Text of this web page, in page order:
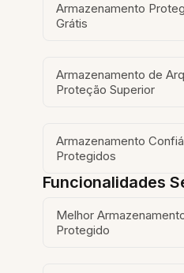
Armazenamento
Grátis
Armazenamento de
Proteção Superior
Armazenamento
Protegidos
Funcionalidades
Melhor
Protegido